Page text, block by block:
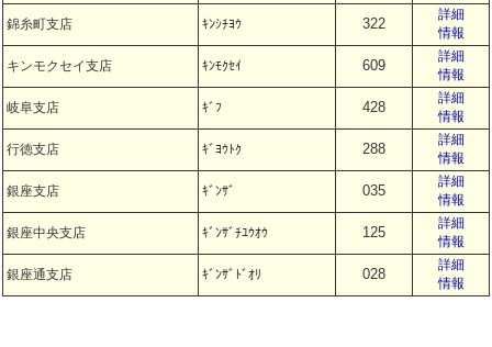
錦糸町支店 ｷﾝｼﾁﾖｳ 322
詳細
情報
キンモクセイ支店 ｷﾝﾓｸｾｲ 609
詳細
情報
岐阜支店 ｷﾞﾌ 428
詳細
情報
行徳支店 ｷﾞﾖｳﾄｸ 288
詳細
情報
銀座支店 ｷﾞﾝｻﾞ 035
詳細
情報
銀座中央支店 ｷﾞﾝｻﾞﾁﾕｳｵｳ 125
詳細
情報
銀座通支店 ｷﾞﾝｻﾞﾄﾞｵﾘ 028
詳細
情報